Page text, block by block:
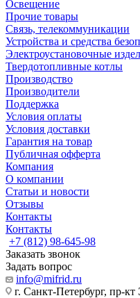
Освещение
Прочие товары
Связь, телекоммуникации
Устройства и средства
Электроустановочные
Твердотопливные котлы
Производство
Производители
Поддержка
Условия оплаты
Условия доставки
Гарантия на товар
Публичная офферта
Компания
О компании
Статьи и новости
Отзывы
Контакты
Контакты
+7 (812) 98-645-98
Заказать звонок
Задать вопрос
info@mifrid.ru
г. Санкт-Петербург, пр-